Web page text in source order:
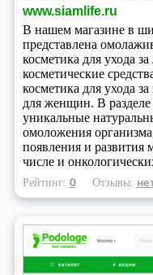
www.siamlife.ru
В нашем магазине в
представлена
косметика для ухода
косметические
косметика для ухода
для женщин. В
уникальные
омоложения
появления и развития
числе и
Рейтинг: 0 Отзывы: